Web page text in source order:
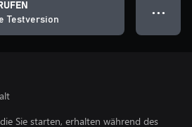
Testversion
● ● ●
Sie starten, erhalten während des